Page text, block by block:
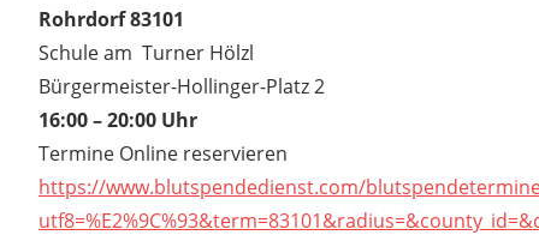
Rohrdorf 83101
Schule am Turner Hölzl
Bürgermeister-Hollinger-Platz 2
16:00 – 20:00 Uhr
Termine Online reservieren
https://www.blutspendedienst.com/